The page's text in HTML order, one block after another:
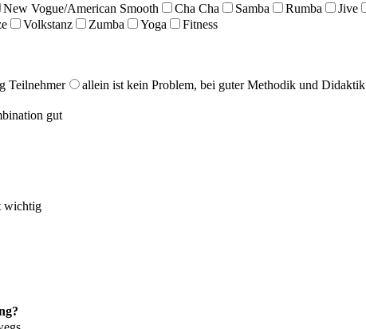
New Vogue/American Smooth Cha Cha Samba Rumba Jive
Volkstanz Zumba Yoga
Fitness
Teilnehmer
allein ist kein Problem, bei guter Methodik und Didaktik
gut
wichtig